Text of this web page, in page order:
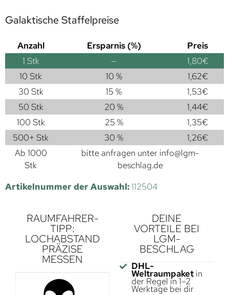
Galaktische Staffelpreise
Anzahl Ersparnis (%)
Preis
1 Stk — 1,80€
10 Stk
10 % 1,62€
30 Stk
15 % 1,53€
50 Stk
20 % 1,44€
100 Stk
25 % 1,35€
500+ Stk
30 % 1,26€
Ab 1000
Stk
bitte anfragen unter info@lgm-
beschlag.de
Artikelnummer der Auswahl:112504
RAUMFAHRER-
TIPP:
LOCHABSTAND
PRÄZISE
MESSEN
DEINE
VORTEILE BEI
LGM-
BESCHLAG
DHL-
Weltraumpaketin
der Regel in 1–2
Werktage bei dir